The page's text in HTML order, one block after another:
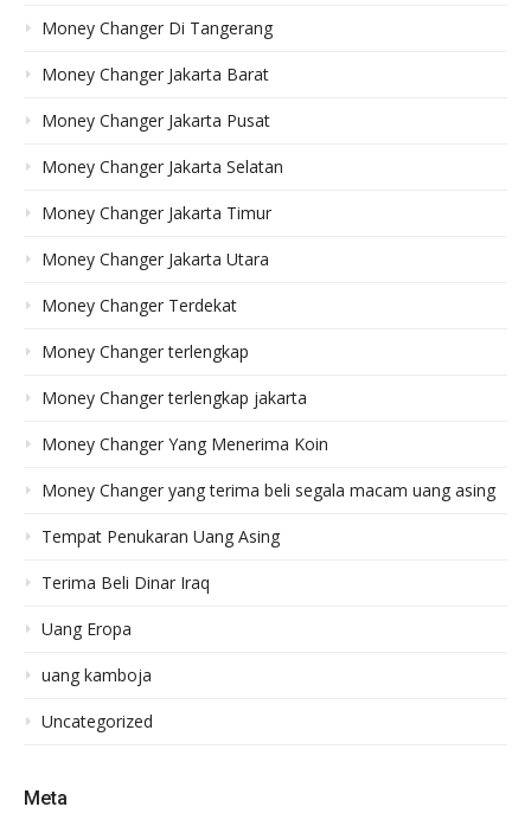
Money Changer Di Tangerang
Money Changer Jakarta Barat
Money Changer Jakarta Pusat
Money Changer Jakarta Selatan
Money Changer Jakarta Timur
Money Changer Jakarta Utara
Money Changer Terdekat
Money Changer terlengkap
Money Changer terlengkap jakarta
Money Changer Yang Menerima Koin
Money Changer yang terima beli segala macam uang asing
Tempat Penukaran Uang Asing
Terima Beli Dinar Iraq
Uang Eropa
uang kamboja
Uncategorized
Meta